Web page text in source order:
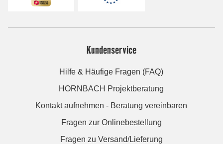
Kundenservice
Hilfe & Häufige Fragen (FAQ)
HORNBACH Projektberatung
Kontakt aufnehmen - Beratung vereinbaren
Fragen zur Onlinebestellung
Fragen zu Versand/Lieferung